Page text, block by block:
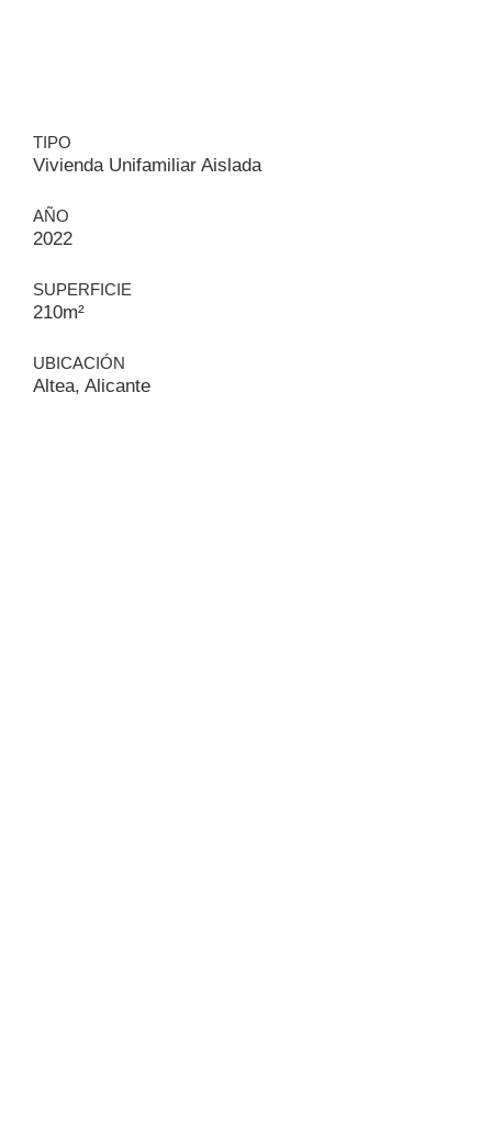
TIPO
Vivienda Unifamiliar Aislada
AÑO
2022
SUPERFICIE
210m²
UBICACIÓN
Altea, Alicante